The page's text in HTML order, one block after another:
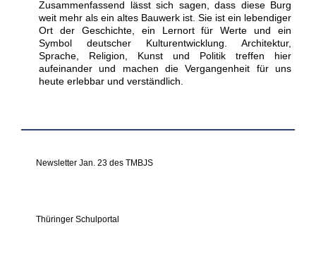
Zusammenfassend lässt sich sagen, dass diese Burg
weit mehr als ein altes Bauwerk ist. Sie ist ein lebendiger
Ort der Geschichte, ein Lernort für Werte und ein
Symbol deutscher Kulturentwicklung. Architektur,
Sprache, Religion, Kunst und Politik treffen hier
aufeinander und machen die Vergangenheit für uns
heute erlebbar und verständlich.
Newsletter Jan. 23 des TMBJS
Thüringer Schulportal